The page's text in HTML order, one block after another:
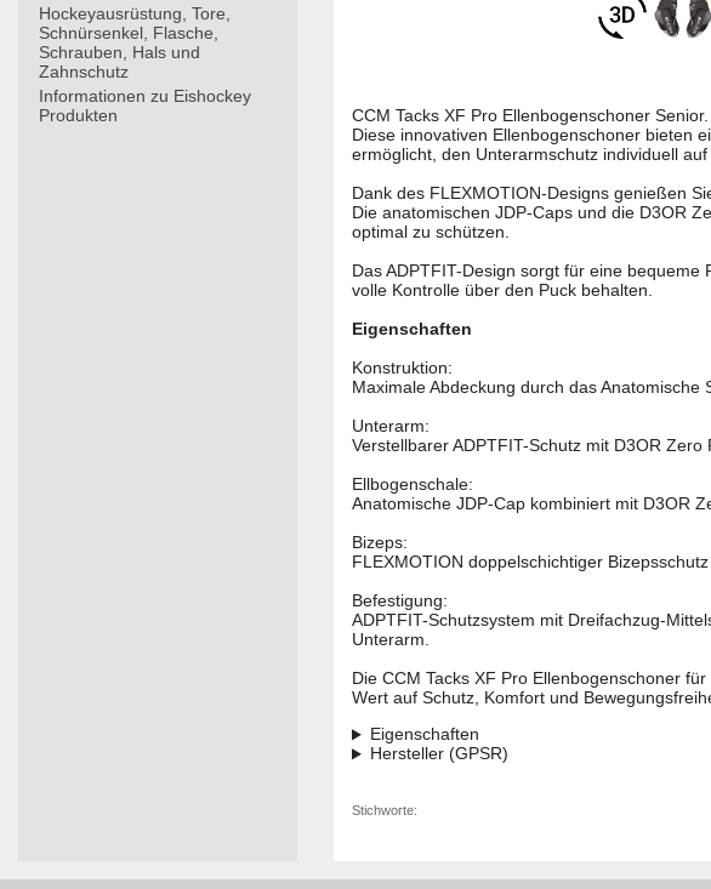
Hockeyausrüstung, Tore,
Schnürsenkel, Flasche,
Schrauben, Hals und
Zahnschutz
Informationen zu Eishockey
Produkten
CCM Tacks XF Pro Ellenbogenschoner Senior.
Diese innovativen Ellenbogenschoner bieten
ermöglicht, den Unterarmschutz individuell
Dank des FLEXMOTION-Designs genießen
Die anatomischen JDP-Caps und die D3OR
optimal zu schützen.
Das ADPTFIT-Design sorgt für eine
volle Kontrolle über den Puck behalten.
Eigenschaften
Konstruktion:
Maximale Abdeckung durch das
Unterarm:
Verstellbarer ADPTFIT-Schutz mit D3OR
Ellbogenschale:
Anatomische JDP-Cap kombiniert mit D3OR
Bizeps:
FLEXMOTION doppelschichtiger
Befestigung:
ADPTFIT-Schutzsystem mit Dreifachzug-
Unterarm.
Die CCM Tacks XF Pro Ellenbogenschoner
Wert auf Schutz, Komfort und
Eigenschaften
Hersteller (GPSR)
Stichworte: